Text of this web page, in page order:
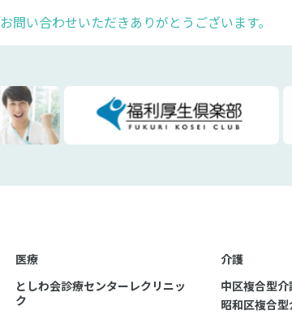
お問い合わせいただきありがとうございます。
医療
としわ会診療センターレクリニッ
ク
介護
中区複合型
昭和区複合